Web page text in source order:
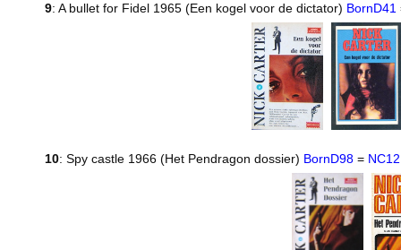
9: A bullet for Fidel 1965 (Een kogel voor de dictator) BornD41
10: Spy castle 1966 (Het Pendragon dossier) BornD98 = NC12